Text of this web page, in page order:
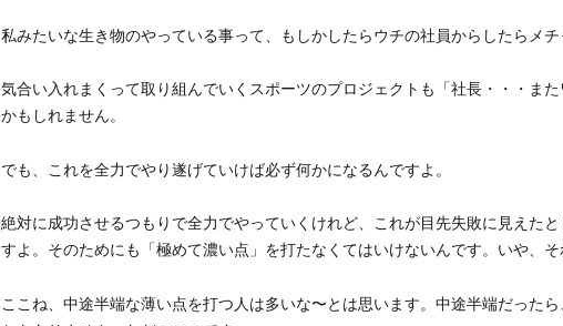
私みたいな生き物のやっている事って、もしかしたらウチの社員からしたらメチ
気合い入れまくって取り組んでいくスポーツのプロジェクトも「社長・・・ま
かもしれません。
でも、これを全力でやり遂げていけば必ず何かになるんですよ。
絶対に成功させるつもりで全力でやっていくけれど、これが目先失敗に見えた
すよ。そのためにも「極めて濃い点」を打たなくてはいけないんです。いや、
ここね、中途半端な薄い点を打つ人は多いな〜とは思います。中途半端だった